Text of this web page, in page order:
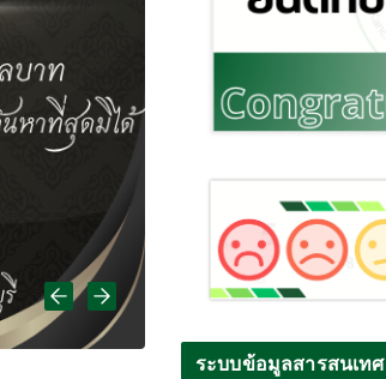
ระบบข้อมูลสารสนเทศ